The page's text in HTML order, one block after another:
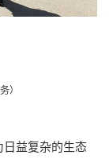
）
日益复杂的生态